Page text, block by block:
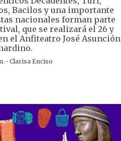
Bacilos y una importante
nacionales forman parte
que se realizará el 26 y
el Anfiteatro José Asunción
· Clarisa Enciso